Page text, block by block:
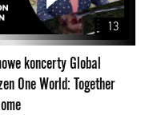
13
koncerty Global
One World: Together